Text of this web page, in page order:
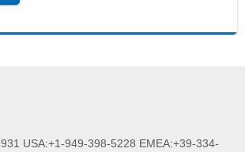
USA:+1-949-398-5228 EMEA:+39-334-